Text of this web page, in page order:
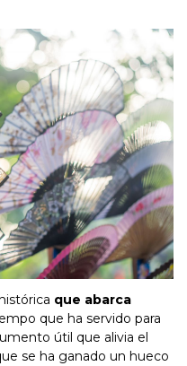
que abarca
que ha servido para
útil que alivia el
se ha ganado un hueco